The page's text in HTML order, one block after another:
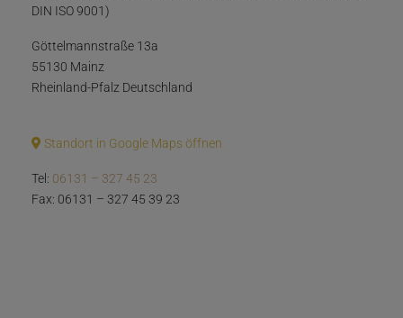
DIN ISO 9001)
Göttelmannstraße 13a
55130 Mainz
Rheinland-Pfalz Deutschland
Standort in Google Maps öffnen
Tel: 06131 – 327 45 23
Fax: 06131 – 327 45 39 23